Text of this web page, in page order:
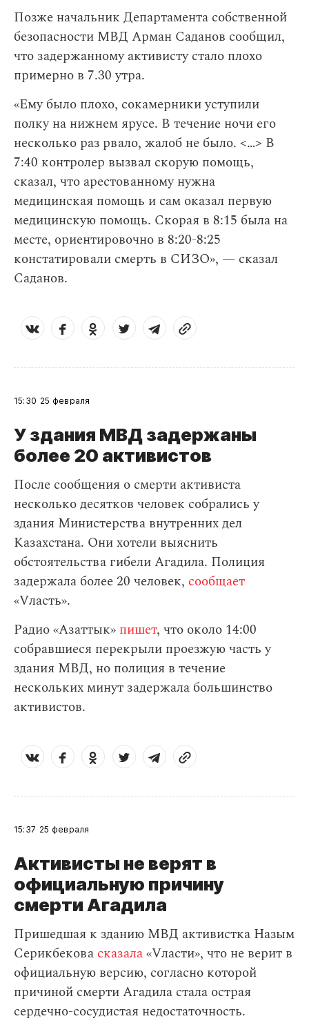
Позже начальник Департамента собственной
безопасности МВД Арман Саданов сообщил,
что задержанному активисту стало плохо
примерно в 7.30 утра.
«Ему было плохо, сокамерники уступили
полку на нижнем ярусе. В течение ночи его
несколько раз рвало, жалоб не было. <…> В
7:40 контролер вызвал скорую помощь,
сказал, что арестованному нужна
медицинская помощь и сам оказал первую
медицинскую помощь. Скорая в 8:15 была на
месте, ориентировочно в 8:20-8:25
констатировали смерть в СИЗО», — сказал
Саданов.
15:30 25 февраля
У здания МВД задержаны
более 20 активистов
После сообщения о смерти активиста
несколько десятков человек собрались у
здания Министерства внутренних дел
Казахстана. Они хотели выяснить
обстоятельства гибели Агадила. Полиция
задержала более 20 человек, сообщает
«Vласть».
Радио «Азаттык» пишет, что около 14:00
собравшиеся перекрыли проезжую часть у
здания МВД, но полиция в течение
нескольких минут задержала большинство
активистов.
15:37 25 февраля
Активисты не верят в
официальную причину
смерти Агадила
Пришедшая к зданию МВД активистка Назым
Серикбекова сказала«Vласти», что не верит в
официальную версию, согласно которой
причиной смерти Агадила стала острая
сердечно-сосудистая недостаточность.